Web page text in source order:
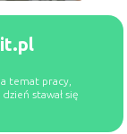
temat pracy,
stawał się